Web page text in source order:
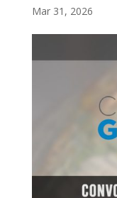
Mar 31, 2026